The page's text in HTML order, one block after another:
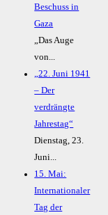
Beschuss in
Gaza
„Das Auge
von...
„22. Juni 1941
– Der
verdrängte
Jahrestag“
Dienstag, 23.
Juni...
15. Mai:
Internationaler
Tag der